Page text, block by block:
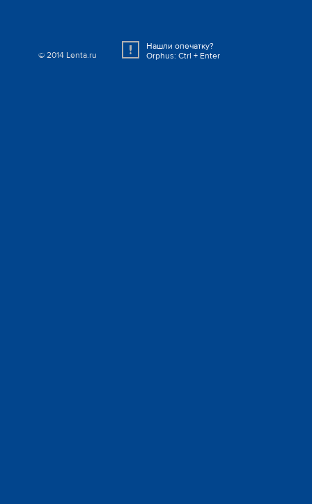
© 2014 Lenta.ru
Нашли опечатку?
Orphus: Ctrl + Enter